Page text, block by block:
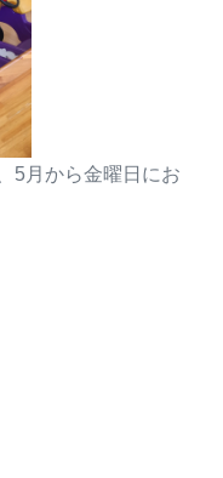
5月から金曜日にお